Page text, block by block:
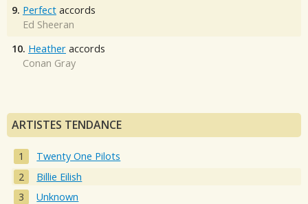
9. Perfect accords
Ed Sheeran
10. Heather accords
Conan Gray
ARTISTES TENDANCE
Twenty One Pilots
Billie Eilish
Unknown